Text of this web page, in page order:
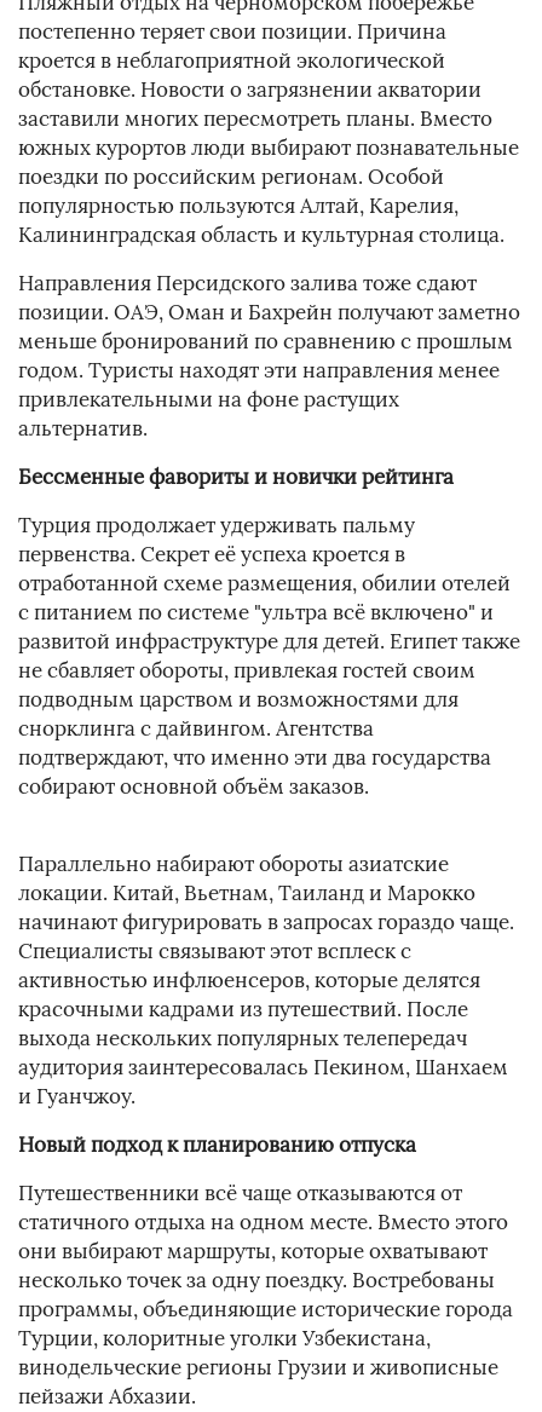
постепенно теряет свои позиции. Причина
кроется в неблагоприятной экологической
обстановке. Новости о загрязнении акватории
заставили многих пересмотреть планы. Вместо
южных курортов люди выбирают познавательные
поездки по российским регионам. Особой
популярностью пользуются Алтай, Карелия,
Калининградская область и культурная столица.
Направления Персидского залива тоже сдают
позиции. ОАЭ, Оман и Бахрейн получают заметно
меньше бронирований по сравнению с прошлым
годом. Туристы находят эти направления менее
привлекательными на фоне растущих
альтернатив.
Бессменные фавориты и новички рейтинга
Турция продолжает удерживать пальму
первенства. Секрет её успеха кроется в
отработанной схеме размещения, обилии отелей
с питанием по системе "ультра всё включено" и
развитой инфраструктуре для детей. Египет также
не сбавляет обороты, привлекая гостей своим
подводным царством и возможностями для
снорклинга с дайвингом. Агентства
подтверждают, что именно эти два государства
собирают основной объём заказов.
Параллельно набирают обороты азиатские
локации. Китай, Вьетнам, Таиланд и Марокко
начинают фигурировать в запросах гораздо чаще.
Специалисты связывают этот всплеск с
активностью инфлюенсеров, которые делятся
красочными кадрами из путешествий. После
выхода нескольких популярных телепередач
аудитория заинтересовалась Пекином, Шанхаем
и Гуанчжоу.
Новый подход к планированию отпуска
Путешественники всё чаще отказываются от
статичного отдыха на одном месте. Вместо этого
они выбирают маршруты, которые охватывают
несколько точек за одну поездку. Востребованы
программы, объединяющие исторические города
Турции, колоритные уголки Узбекистана,
винодельческие регионы Грузии и живописные
пейзажи Абхазии.